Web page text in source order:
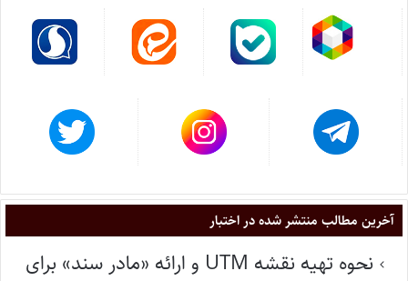
آخرین مطالب منتشر شده در اختبار
نحوه تهیه نقشه UTM و ارائه «مادر سند» برای